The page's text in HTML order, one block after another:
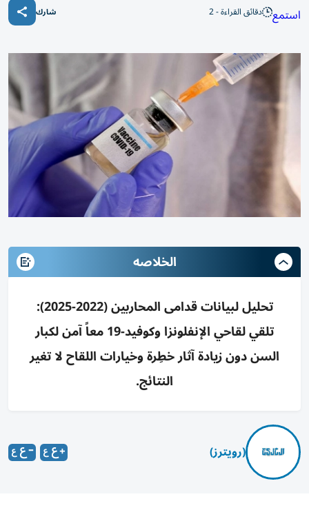
استمع دقائق القراءة - 2 شارك
الخلاصه
تحليل لبيانات قدامى المحاربين (2022-2025):
تلقي لقاحي الإنفلونزا وكوفيد-19 معاً آمن لكبار
السن دون زيادة آثار خطِرة وخيارات اللقاح لا تغير
النتائج.
(رويترز)